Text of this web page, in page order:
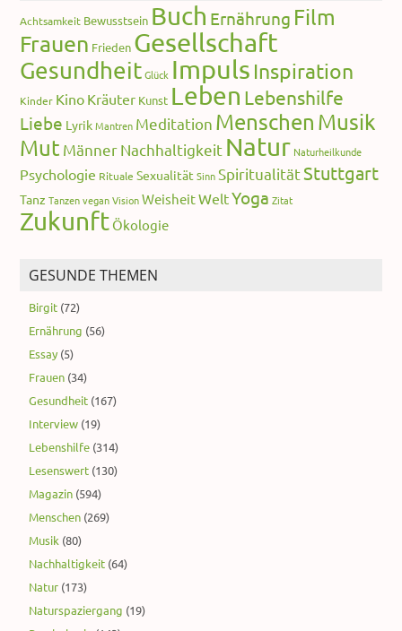
Achtsamkeit Bewusstsein Buch Ernährung Film
Frauen Frieden Gesellschaft
Gesundheit Glück Impuls Inspiration
Kinder Kino Kräuter Kunst Leben Lebenshilfe
Liebe Lyrik Mantren Meditation Menschen Musik
Mut MännerNachhaltigkeit Natur Naturheilkunde
Psychologie Rituale Sexualität Sinn SpiritualitätStuttgart
Tanz Tanzen vegan Vision WeisheitWeltYoga Zitat
Zukunft Ökologie
GESUNDE THEMEN
Birgit (72)
Ernährung (56)
Essay (5)
Frauen (34)
Gesundheit (167)
Interview (19)
Lebenshilfe (314)
Lesenswert (130)
Magazin (594)
Menschen (269)
Musik (80)
Nachhaltigkeit (64)
Natur (173)
Naturspaziergang (19)